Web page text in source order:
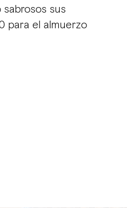
sus
para el almuerzo